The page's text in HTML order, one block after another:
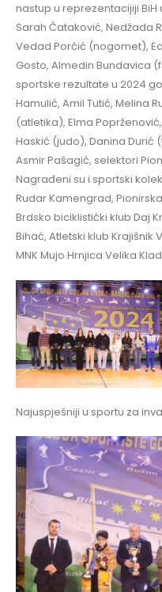
nastup u reprezentacijiji
Sarah Čataković, Nedžada
Vedad Porčić (nogomet),
Gosto, Almedin Bundavica
sportske rezultate u 2024
Hamulić, Amil Tutić, Melina
(atletika), Elma
Haskić (judo), Danina Durić
Asmir Pašagić, selektori
Nagrađeni su i sportski
Rudar Kamengrad,
Brdsko biciklistički klub Daj
Bihać, Atletski klub Krajišnik
MNK Mujo Hrnjica Velika
Najuspješniji u sportu za